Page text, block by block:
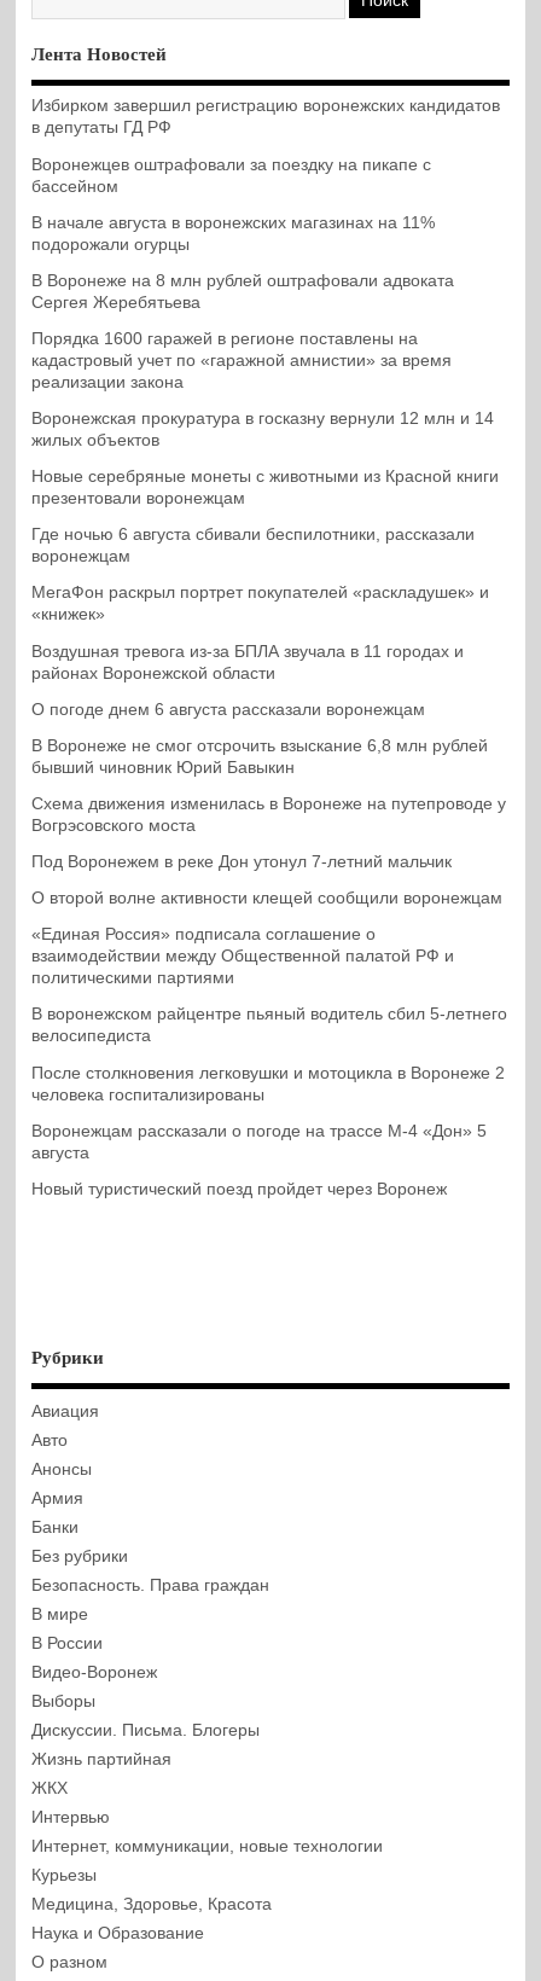
Лента Новостей
Избирком завершил регистрацию воронежских кандидатов
в депутаты ГД РФ
Воронежцев оштрафовали за поездку на пикапе с
бассейном
В начале августа в воронежских магазинах на 11%
подорожали огурцы
В Воронеже на 8 млн рублей оштрафовали адвоката
Сергея Жеребятьева
Порядка 1600 гаражей в регионе поставлены на
кадастровый учет по «гаражной амнистии» за время
реализации закона
Воронежская прокуратура в госказну вернули 12 млн и 14
жилых объектов
Новые серебряные монеты с животными из Красной книги
презентовали воронежцам
Где ночью 6 августа сбивали беспилотники, рассказали
воронежцам
МегаФон раскрыл портрет покупателей «раскладушек» и
«книжек»
Воздушная тревога из-за БПЛА звучала в 11 городах и
районах Воронежской области
О погоде днем 6 августа рассказали воронежцам
В Воронеже не смог отсрочить взыскание 6,8 млн рублей
бывший чиновник Юрий Бавыкин
Схема движения изменилась в Воронеже на путепроводе у
Вогрэсовского моста
Под Воронежем в реке Дон утонул 7-летний мальчик
О второй волне активности клещей сообщили воронежцам
«Единая Россия» подписала соглашение о
взаимодействии между Общественной палатой РФ и
политическими партиями
В воронежском райцентре пьяный водитель сбил 5-летнего
велосипедиста
После столкновения легковушки и мотоцикла в Воронеже 2
человека госпитализированы
Воронежцам рассказали о погоде на трассе М-4 «Дон» 5
августа
Новый туристический поезд пройдет через Воронеж
Рубрики
Авиация
Авто
Анонсы
Армия
Банки
Без рубрики
Безопасность. Права граждан
В мире
В России
Видео-Воронеж
Выборы
Дискуссии. Письма. Блогеры
Жизнь партийная
ЖКХ
Интервью
Интернет, коммуникации, новые технологии
Курьезы
Медицина, Здоровье, Красота
Наука и Образование
О разном